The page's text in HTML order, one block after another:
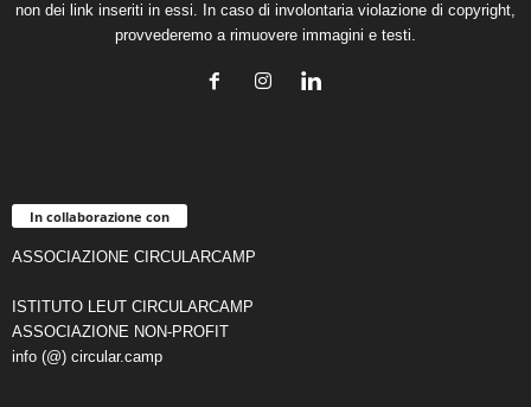
non dei link inseriti in essi. In caso di involontaria violazione di copyright,
provvederemo a rimuovere immagini e testi.
In collaborazione con
ASSOCIAZIONE CIRCULARCAMP
ISTITUTO LEUT CIRCULARCAMP
ASSOCIAZIONE NON-PROFIT
info (@) circular.camp